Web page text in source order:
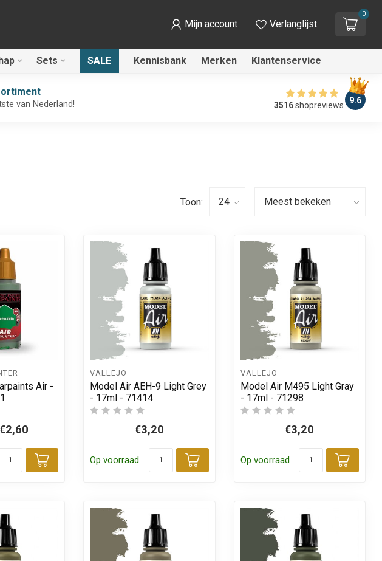
Mijn account Verlanglijst
0
Sets SALE Kennisbank Merken Klantenservice
van Nederland! 3516shopreviews 9.6
Toon:
Air -
€2,60
Toevoegen aan winkelwagen
VALLEJO
Model Air AEH-9 Light Grey
- 17ml - 71414
€3,20
Op voorraad
Toevoegen aan winkelwagen
VALLEJO
Model Air M495 Light Gray
- 17ml - 71298
€3,20
Op voorraad